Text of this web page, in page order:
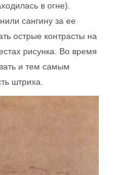
в огне).
сангину за ее
острые контрасты на
рисунка. Во время
и тем самым
штриха.